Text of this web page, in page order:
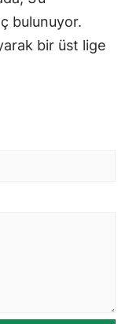
bulunuyor.
bir üst lige